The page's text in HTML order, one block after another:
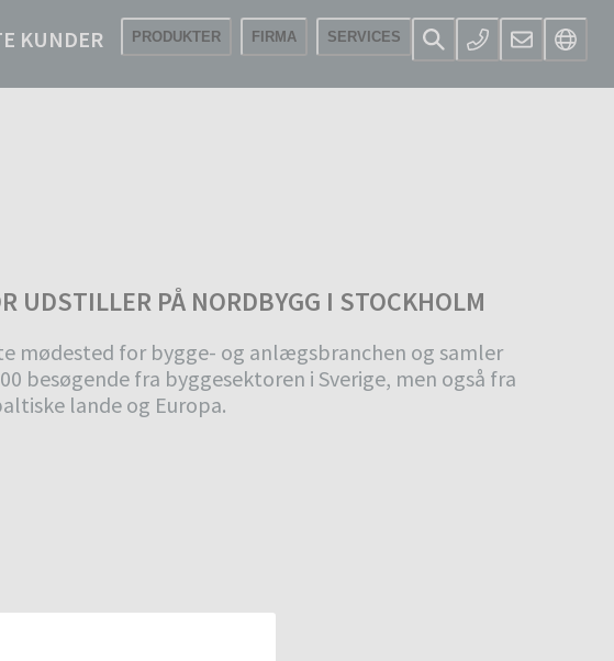
KUNDER PRODUKTER FIRMA SERVICES
UDSTILLER PÅ NORDBYGG I STOCKHOLM
mødested for bygge- og anlægsbranchen og samler
besøgende fra byggesektoren i Sverige, men også fra
lande og Europa.